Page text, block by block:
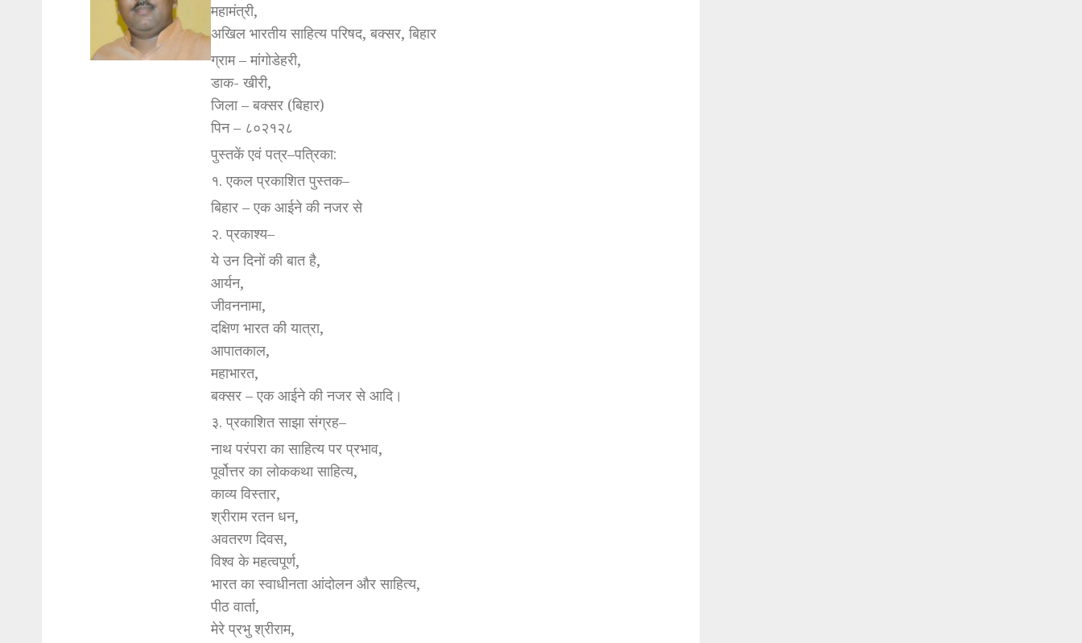
महामंत्री,
अखिल भारतीय साहित्य परिषद, बक्सर, बिहार
ग्राम – मांगोडेहरी,
डाक- खीरी,
जिला – बक्सर (बिहार)
पिन – ८०२१२८
पुस्तकें एवं पत्र–पत्रिका:
१. एकल प्रकाशित पुस्तक–
बिहार – एक आईने की नजर से
२. प्रकाश्य–
ये उन दिनों की बात है,
आर्यन,
जीवननामा,
दक्षिण भारत की यात्रा,
आपातकाल,
महाभारत,
बक्सर – एक आईने की नजर से आदि।
३. प्रकाशित साझा संग्रह–
नाथ परंपरा का साहित्य पर प्रभाव,
पूर्वोत्तर का लोककथा साहित्य,
काव्य विस्तार,
श्रीराम रतन धन,
अवतरण दिवस,
विश्व के महत्वपूर्ण,
भारत का स्वाधीनता आंदोलन और साहित्य,
पीठ वार्ता,
मेरे प्रभु श्रीराम,